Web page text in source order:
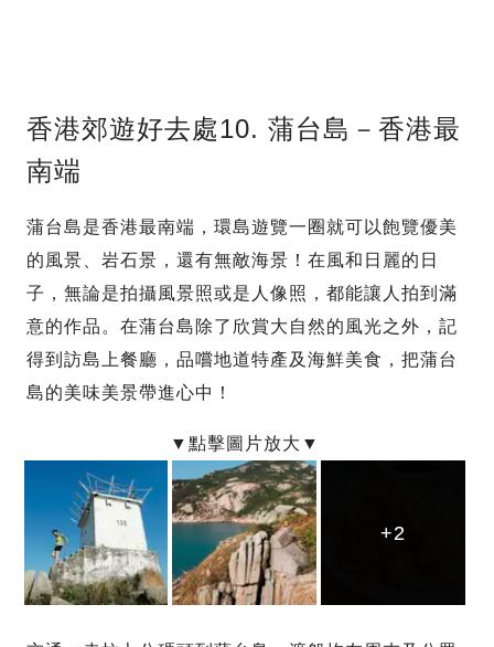
香港郊遊好去處10. 蒲台島－香港最
南端
蒲台島是香港最南端，環島遊覽一圈就可以飽覽優美
的風景、岩石景，還有無敵海景！在風和日麗的日
子，無論是拍攝風景照或是人像照，都能讓人拍到滿
意的作品。在蒲台島除了欣賞大自然的風光之外，記
得到訪島上餐廳，品嚐地道特產及海鮮美食，把蒲台
島的美味美景帶進心中！
+2
+2
+2